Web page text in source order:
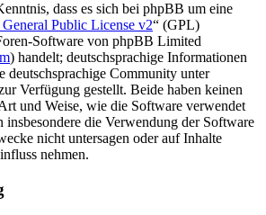
dass es sich bei phpBB um eine
Public License v2“ (GPL)
Software von phpBB Limited
) handelt; deutschsprachige Informationen
deutschsprachige Community unter
Verfügung gestellt. Beide haben keinen
und Weise, wie die Software verwendet
insbesondere die Verwendung der Software
nicht untersagen oder auf Inhalte
nehmen.